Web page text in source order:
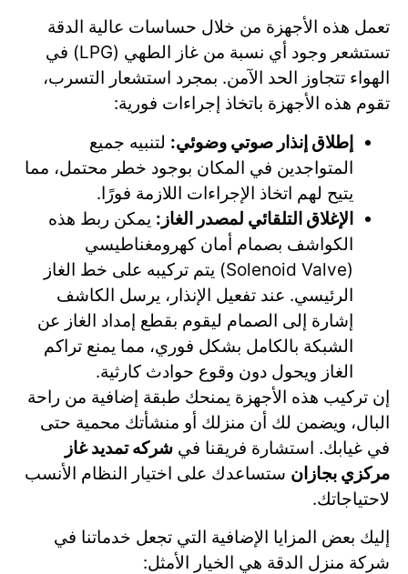
تعمل هذه الأجهزة من خلال حساسات عالية الدقة
تستشعر وجود أي نسبة من غاز الطهي (LPG) في
الهواء تتجاوز الحد الآمن. بمجرد استشعار التسرب،
تقوم هذه الأجهزة باتخاذ إجراءات فورية:
إطلاق إنذار صوتي وضوئي: لتنبيه جميع
المتواجدين في المكان بوجود خطر محتمل، مما
يتيح لهم اتخاذ الإجراءات اللازمة فورًا.
الإغلاق التلقائي لمصدر الغاز: يمكن ربط هذه
الكواشف بصمام أمان كهرومغناطيسي
(Solenoid Valve) يتم تركيبه على خط الغاز
الرئيسي. عند تفعيل الإنذار، يرسل الكاشف
إشارة إلى الصمام ليقوم بقطع إمداد الغاز عن
الشبكة بالكامل بشكل فوري، مما يمنع تراكم
الغاز ويحول دون وقوع حوادث كارثية.
إن تركيب هذه الأجهزة يمنحك طبقة إضافية من راحة
البال، ويضمن لك أن منزلك أو منشأتك محمية حتى
في غيابك. استشارة فريقنا في شركه تمديد غاز
مركزي بجازان ستساعدك على اختيار النظام الأنسب
لاحتياجاتك.
إليك بعض المزايا الإضافية التي تجعل خدماتنا في
شركة منزل الدقة هي الخيار الأمثل: